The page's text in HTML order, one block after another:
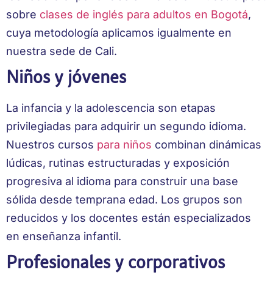
sobre clases de inglés para adultos en Bogotá,
cuya metodología aplicamos igualmente en
nuestra sede de Cali.
Niños y jóvenes
La infancia y la adolescencia son etapas
privilegiadas para adquirir un segundo idioma.
Nuestros cursos para niños combinan dinámicas
lúdicas, rutinas estructuradas y exposición
progresiva al idioma para construir una base
sólida desde temprana edad. Los grupos son
reducidos y los docentes están especializados
en enseñanza infantil.
Profesionales y corporativos